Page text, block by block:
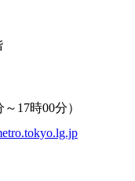
17時00分）